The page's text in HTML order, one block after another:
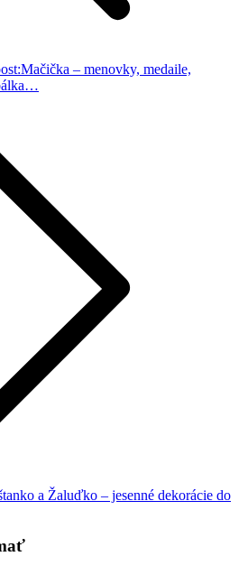
Mačička – menovky, medaile,
a Žaluďko – jesenné dekorácie do